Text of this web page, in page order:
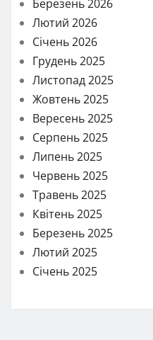
Березень 2026
Лютий 2026
Січень 2026
Грудень 2025
Листопад 2025
Жовтень 2025
Вересень 2025
Серпень 2025
Липень 2025
Червень 2025
Травень 2025
Квітень 2025
Березень 2025
Лютий 2025
Січень 2025